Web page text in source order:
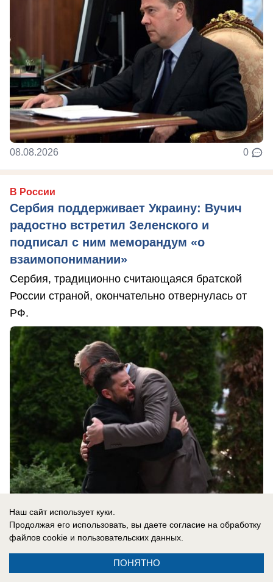
08.08.2026 0
В России
Сербия поддерживает Украину: Вучич
радостно встретил Зеленского и
подписал с ним меморандум «о
взаимопонимании»
Сербия, традиционно считающаяся братской
России страной, окончательно отвернулась от
РФ.
08.08.2026 0
Наш сайт использует куки.
Продолжая его использовать, вы даете согласие на обработку
файлов cookie и пользовательских данных.
ПОНЯТНО